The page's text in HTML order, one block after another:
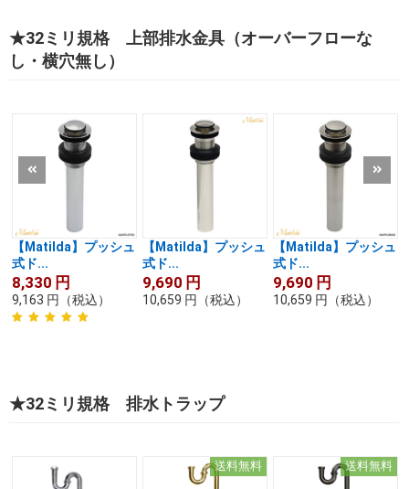
★32ミリ規格 上部排水金具（オーバーフローな
し・横穴無し）
【Matilda】プッシュ
式ド...
8,330 円
9,163 円 （税込）
【Matilda】プッシュ
式ド...
9,690 円
10,659 円 （税込）
【Matilda】プッシュ
式ド...
9,690 円
10,659 円 （税込）
★32ミリ規格 排水トラップ
送料無料 送料無料